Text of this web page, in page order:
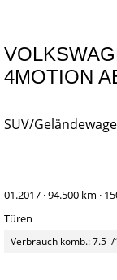
4MOTION
SUV/
01.2017 ·94.500 km ·
Türen
Verbrauch komb.: 7.5